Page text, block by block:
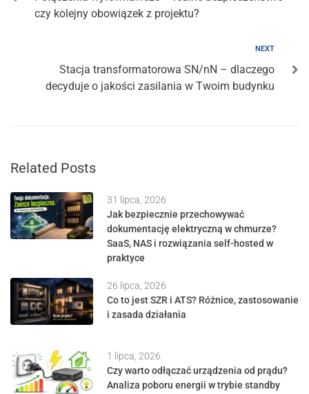
czy kolejny obowiązek z projektu?
NEXT
Stacja transformatorowa SN/nN – dlaczego
decyduje o jakości zasilania w Twoim budynku
Related Posts
31 lipca, 2026
Jak bezpiecznie przechowywać
dokumentację elektryczną w chmurze?
SaaS, NAS i rozwiązania self-hosted w
praktyce
26 lipca, 2026
Co to jest SZR i ATS? Różnice, zastosowanie
i zasada działania
1 lipca, 2026
Czy warto odłączać urządzenia od prądu?
Analiza poboru energii w trybie standby